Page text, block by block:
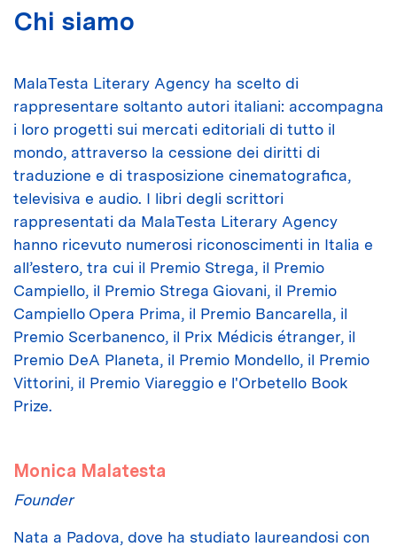
Chi siamo
MalaTesta Literary Agency ha scelto di
rappresentare soltanto autori italiani: accompagna
i loro progetti sui mercati editoriali di tutto il
mondo, attraverso la cessione dei diritti di
traduzione e di trasposizione cinematografica,
televisiva e audio. I libri degli scrittori
rappresentati da MalaTesta Literary Agency
hanno ricevuto numerosi riconoscimenti in Italia e
all’estero, tra cui il Premio Strega, il Premio
Campiello, il Premio Strega Giovani, il Premio
Campiello Opera Prima, il Premio Bancarella, il
Premio Scerbanenco, il Prix Médicis étranger, il
Premio DeA Planeta, il Premio Mondello, il Premio
Vittorini, il Premio Viareggio e l'Orbetello Book
Prize.
Monica Malatesta
Founder
Nata a Padova, dove ha studiato laureandosi con